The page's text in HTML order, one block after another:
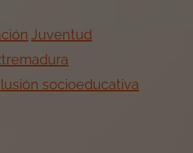
Juventud
socioeducativa